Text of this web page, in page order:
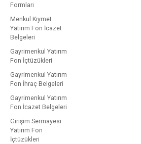
Formları
Menkul Kıymet
Yatırım Fon İcazet
Belgeleri
Gayrimenkul Yatırım
Fon İçtüzükleri
Gayrimenkul Yatırım
Fon İhraç Belgeleri
Gayrimenkul Yatırım
Fon İcazet Belgeleri
Girişim Sermayesi
Yatırım Fon
İçtüzükleri